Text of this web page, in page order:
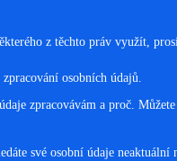
z těchto práv využít,
osobních údajů.
zpracovávám a proč.
své osobní údaje